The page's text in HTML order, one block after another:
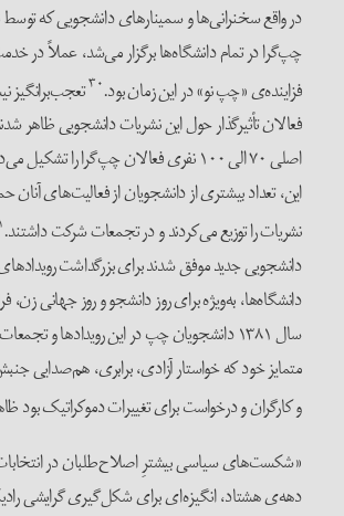
در واقع سخنرانی‌ها و سمینارهای دانشجویی که
چپ‌گرا در تمام دانشگاه‌ها برگزار می‌شد، عملاً در
فزاینده‌ی «چپ نو» در این زمان بود.۳۰تعجب‌برانگیز
فعالان تأثیرگذار حول این نشریات دانشجویی ظاهر
اصلی ۷۰ الی ۱۰۰ نفری فعالان چپ‌گرا را
این، تعداد بیشتری از دانشجویان از فعالیت‌های آنان
نشریات را توزیع می‌کردند و در تجمعات شرکت داشتند.
دانشجویی جدید موفق شدند برای بزرگداشت
دانشگاه‌ها، به‌ویژه برای روز دانشجو و روز جهانی زن،
سال ۱۳۸۱ دانشجویان چپ در این رویدادها و
متمایز خود که خواستار آزادی، برابری، هم‌صدایی
و کارگران و درخواست برای تغییرات دموکراتیک بود
«شکست‌های سیاسی بیشترِ اصلاح‌طلبان در انتخابات
دهه‌ی هشتاد، انگیزه‌ای برای شکل‌گیری گرایشی